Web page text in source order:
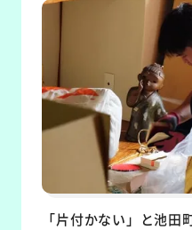
「片付かない」と池田